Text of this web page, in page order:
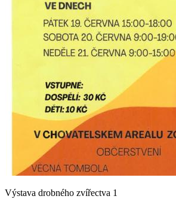
Výstava drobného zvířectva 1